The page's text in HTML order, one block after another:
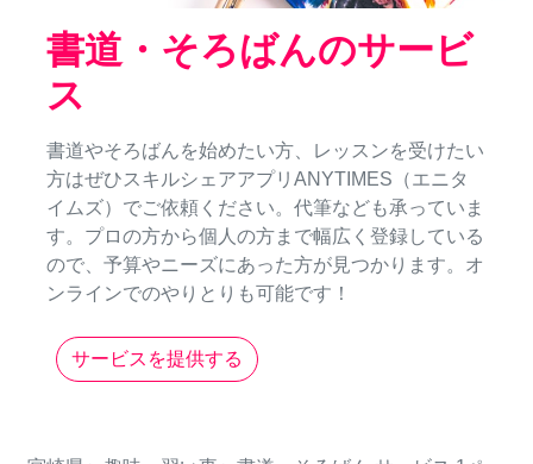
書道・そろばんのサービ
ス
書道やそろばんを始めたい方、レッスンを受けたい
方はぜひスキルシェアアプリANYTIMES（エニタ
イムズ）でご依頼ください。代筆なども承っていま
す。プロの方から個人の方まで幅広く登録している
ので、予算やニーズにあった方が見つかります。オ
ンラインでのやりとりも可能です！
サービスを提供する